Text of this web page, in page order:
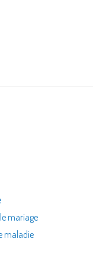
mariage
maladie